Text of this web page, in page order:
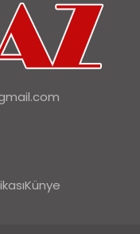
Künye